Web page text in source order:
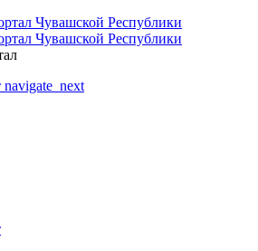
navigate_next